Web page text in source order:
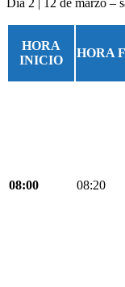
HORA
INICIO
HORA
08:00 08:20